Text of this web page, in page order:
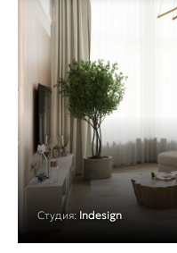
Студия: Indesign